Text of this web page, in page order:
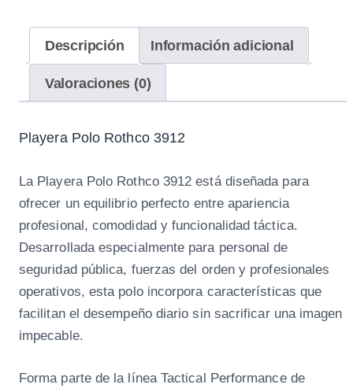
c
Descripción Información adicional
Valoraciones (0)
Playera Polo Rothco 3912
La Playera Polo Rothco 3912 está diseñada para
ofrecer un equilibrio perfecto entre apariencia
profesional, comodidad y funcionalidad táctica.
Desarrollada especialmente para personal de
seguridad pública, fuerzas del orden y profesionales
operativos, esta polo incorpora características que
facilitan el desempeño diario sin sacrificar una imagen
impecable.
Forma parte de la línea Tactical Performance de